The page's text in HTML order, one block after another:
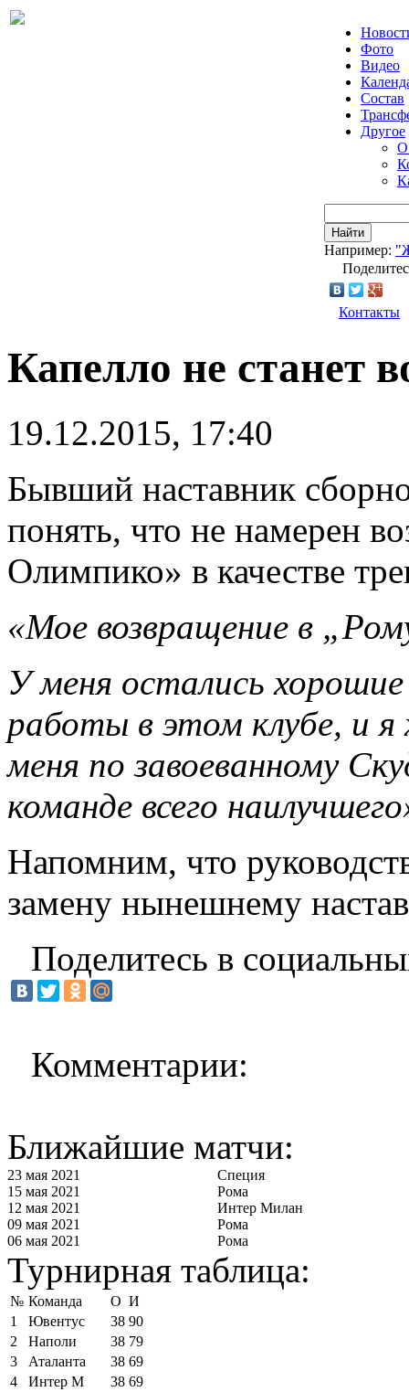
Фото
Видео
Состав
Другое
О
Найти
Например:
Контакты
Капелло не станет
19.12.2015, 17:40
Бывший наставник
понять, что не намерен
Олимпико» в качестве
«Мое возвращение в
У меня остались
работы в этом клубе, и
меня по завоеванному
команде всего
Напомним, что
замену нынешнему
Поделитесь в
Комментарии:
Ближайшие матчи:
23 мая 2021
Специя
15 мая 2021
Рома
12 мая 2021
Интер Милан
09 мая 2021
Рома
06 мая 2021
Рома
Турнирная таблица:
№ Команда О И
1
Ювентус 38 90
2
Наполи 38 79
3
Аталанта 38 69
4
Интер М 38 69